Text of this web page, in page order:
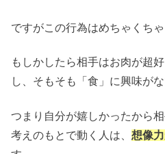
ですがこの行為はめちゃくち
もしかしたら相手はお肉が超
し、そもそも「食」に興味が
つまり自分が嬉しかったから
考えのもとで動く人は、 想像